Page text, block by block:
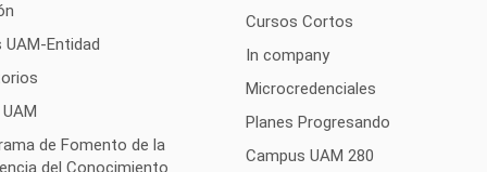
Entidad
de Fomento de la
Cursos Cortos
In company
Microcredenciales
Planes Progresando
Campus UAM 280